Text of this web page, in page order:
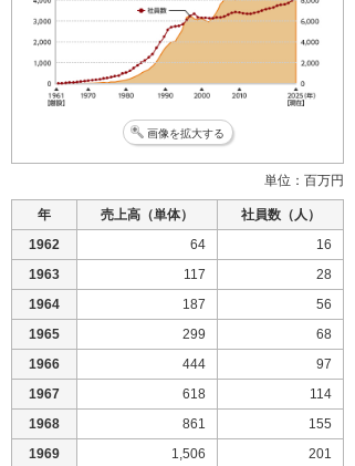
画像を拡大する
単位：百万円
年 売上高（単体）
社員数（人）
1962
64
16
1963
117
28
1964
187
56
1965
299
68
1966
444
97
1967
618
114
1968
861
155
1969
1,506
201